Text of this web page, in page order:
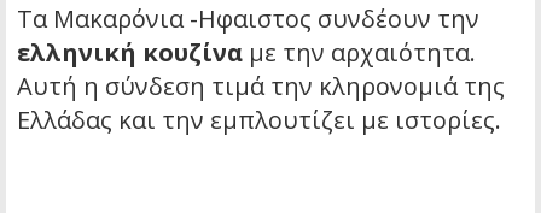
Τα Μακαρόνια -Ηφαιστος συνδέουν την
ελληνική κουζίνα με την αρχαιότητα.
Αυτή η σύνδεση τιμά την κληρονομιά της
Ελλάδας και την εμπλουτίζει με ιστορίες.